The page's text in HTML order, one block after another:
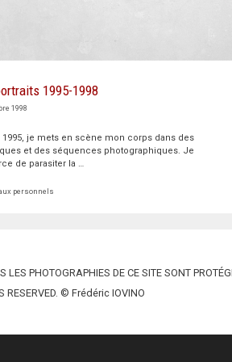
1995-1998
1998
1995, je mets en scène mon corps dans des
et des séquences photographiques. Je
de parasiter la …
personnels
LES PHOTOGRAPHIES DE CE SITE SONT
RESERVED. © Frédéric IOVINO